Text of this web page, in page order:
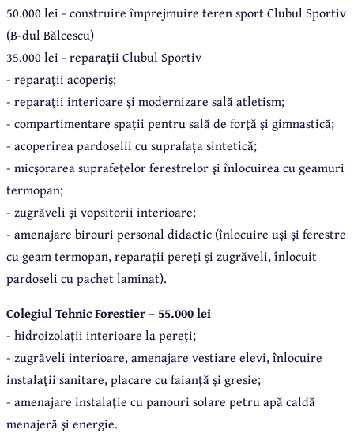
50.000 lei - construire împrejmuire teren sport Clubul Sportiv
(B-dul Bălcescu)
35.000 lei - reparaţii Clubul Sportiv
- reparaţii acoperiş;
- reparaţii interioare şi modernizare sală atletism;
- compartimentare spaţii pentru sală de forţă şi gimnastică;
- acoperirea pardoselii cu suprafaţa sintetică;
- micşorarea suprafeţelor ferestrelor şi înlocuirea cu geamuri
termopan;
- zugrăveli şi vopsitorii interioare;
- amenajare birouri personal didactic (înlocuire uşi şi ferestre
cu geam termopan, reparaţii pereţi şi zugrăveli, înlocuit
pardoseli cu pachet laminat).
Colegiul Tehnic Forestier – 55.000 lei
- hidroizolaţii interioare la pereţi;
- zugrăveli interioare, amenajare vestiare elevi, înlocuire
instalaţii sanitare, placare cu faianţă şi gresie;
- amenajare instalaţie cu panouri solare petru apă caldă
menajeră şi energie.